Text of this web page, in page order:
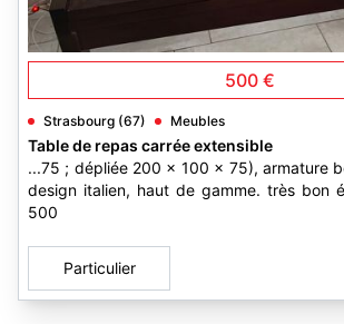
500 €
Strasbourg (67) Meubles
Table de repas carrée extensible
...75 ; dépliée 200 x 100 x 75), armature
design italien, haut de gamme. très bon
500
Particulier